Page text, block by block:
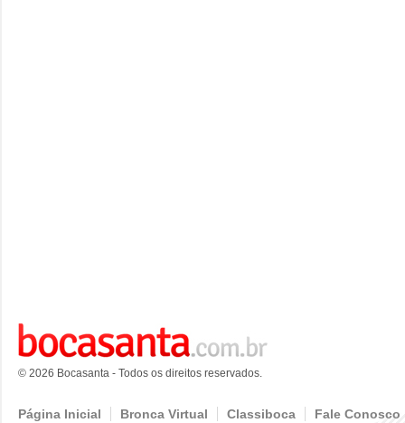
© 2026 Bocasanta - Todos os direitos reservados.
Página Inicial Bronca Virtual Classiboca Fale Conosco